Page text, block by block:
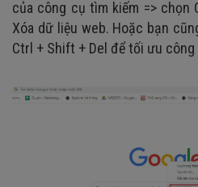
của công cụ tìm kiếm => chọn
Xóa dữ liệu web. Hoặc bạn
Ctrl + Shift + Del để tối ưu công